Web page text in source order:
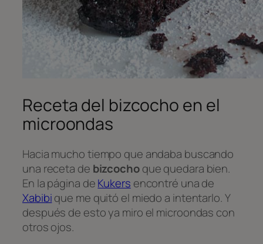
Receta del bizcocho en el
microondas
Hacia mucho tiempo que andaba buscando
una receta de bizcochoque quedara bien.
En la página deKukers encontré una de
Xabibique me quitó el miedo a intentarlo. Y
después de esto ya miro el microondas con
otros ojos.